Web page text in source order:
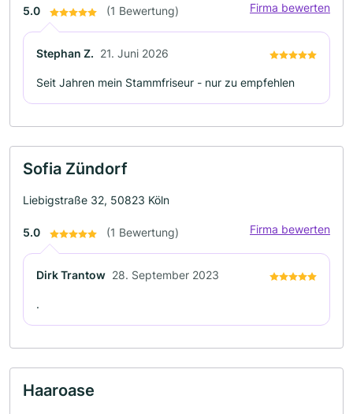
5.0 (1 Bewertung) Firma bewerten
Stephan Z. 21. Juni 2026
Seit Jahren mein Stammfriseur - nur zu empfehlen
Sofia Zündorf
Liebigstraße 32, 50823 Köln
5.0 (1 Bewertung) Firma bewerten
Dirk Trantow 28. September 2023
.
Haaroase